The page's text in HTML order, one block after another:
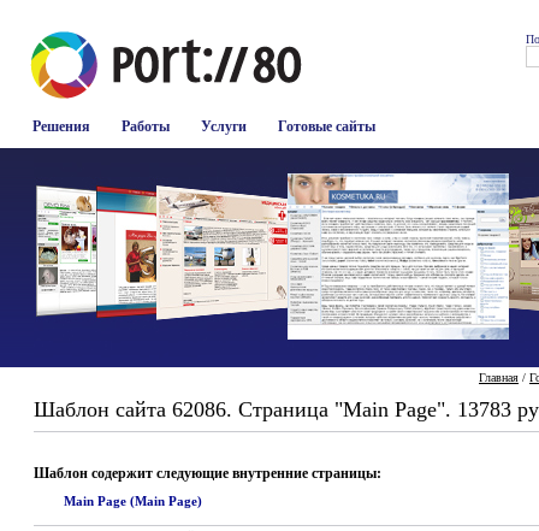
Решения Работы Услуги Готовые сайты
Главная /
Шаблон сайта 62086. Страница "Main Page". 13783
Шаблон содержит следующие внутренние страницы:
Main Page (Main Page)